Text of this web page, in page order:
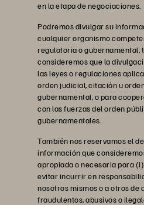
en la etapa de negociaciones.
Podremos divulgar su
cualquier organismo
regulatoria o gubernamental,
consideremos que la
las leyes o regulaciones
orden judicial, citación u
gubernamental, o para
con las fuerzas del orden
gubernamentales.
También nos reservamos el
información que
apropiada o necesaria para
evitar incurrir en
nosotros mismos o a otros de
fraudulentos, abusivos o